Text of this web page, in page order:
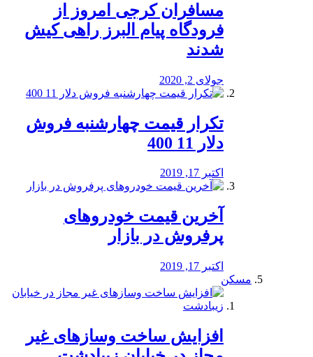
مسافران کرجی امروز از
فرودگاه پیام البرز راهی کیش
شدند
جولای 2, 2020
تکرار قیمت چهارشنبه فروش
دلار 11 400
اکتبر 17, 2019
آخرین قیمت خودرو‌های
پرفروش در بازار
اکتبر 17, 2019
مسکن
افزایش ساخت وسازهای غیر